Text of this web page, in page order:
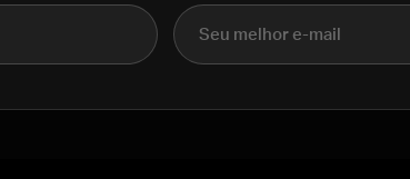
E-mail